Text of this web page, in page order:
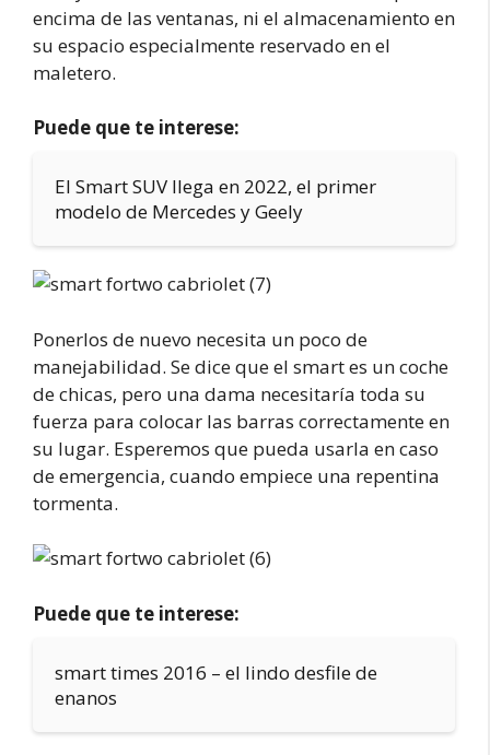
encima de las ventanas, ni el almacenamiento en
su espacio especialmente reservado en el
maletero.
Puede que te interese:
El Smart SUV llega en 2022, el primer
modelo de Mercedes y Geely
Ponerlos de nuevo necesita un poco de
manejabilidad. Se dice que el smart es un coche
de chicas, pero una dama necesitaría toda su
fuerza para colocar las barras correctamente en
su lugar. Esperemos que pueda usarla en caso
de emergencia, cuando empiece una repentina
tormenta.
Puede que te interese:
smart times 2016 – el lindo desfile de
enanos